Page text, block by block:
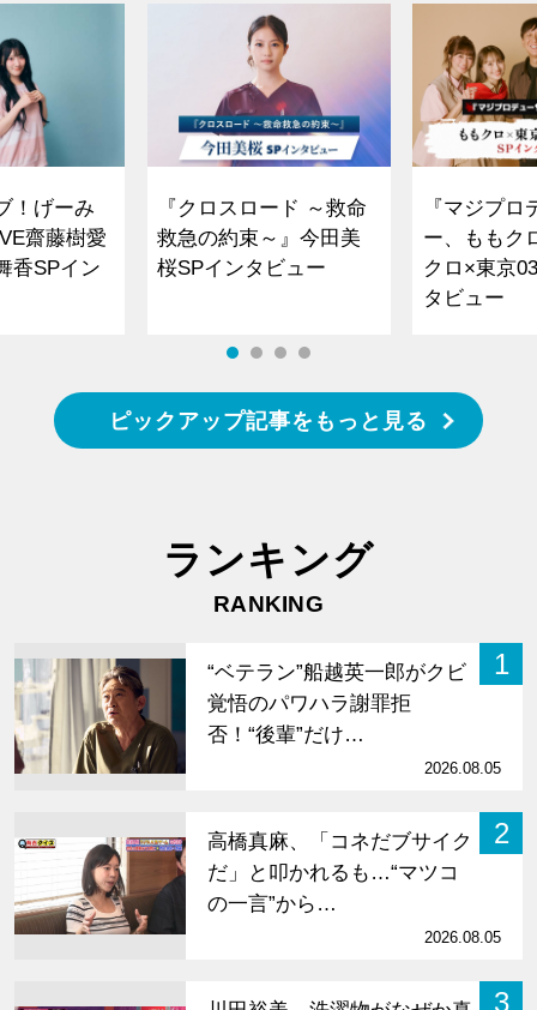
！げーみ
齋藤樹愛
香SPイン
『クロスロード ～救命
救急の約束～』今田美
桜SPインタビュー
『マジプロ
ー、ももク
クロ×東京
タビュー
ピックアップ記事をもっと見る
ランキング
RANKING
1
“ベテラン”船越英一郎がクビ
覚悟のパワハラ謝罪拒
否！“後輩”だけ…
2026.08.05
2
高橋真麻、「コネだブサイク
だ」と叩かれるも…“マツコ
の一言”から…
2026.08.05
3